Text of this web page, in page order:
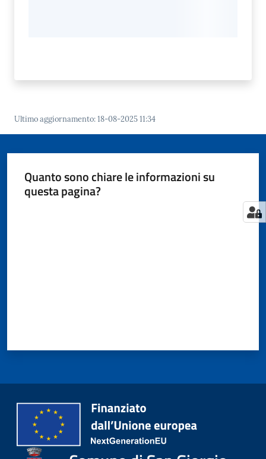
Ultimo aggiornamento:18-08-2025 11:34
Quanto sono chiare le informazioni su
questa pagina?